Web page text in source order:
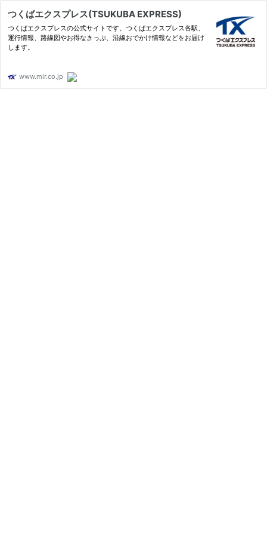
つくばエクスプレス(TSUKUBA EXPRESS)
つくばエクスプレスの公式サイトです。つくばエクスプレス各駅、
運行情報、路線図やお得なきっぷ、沿線おでかけ情報などをお届け
します。
www.mir.co.jp